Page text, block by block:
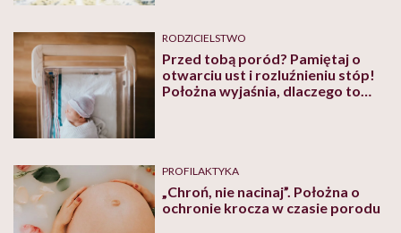
RODZICIELSTWO
Przed tobą poród? Pamiętaj o
otwarciu ust i rozluźnieniu stóp!
Położna wyjaśnia, dlaczego to
PROFILAKTYKA
„Chroń, nie nacinaj”. Położna o
ochronie krocza w czasie porodu